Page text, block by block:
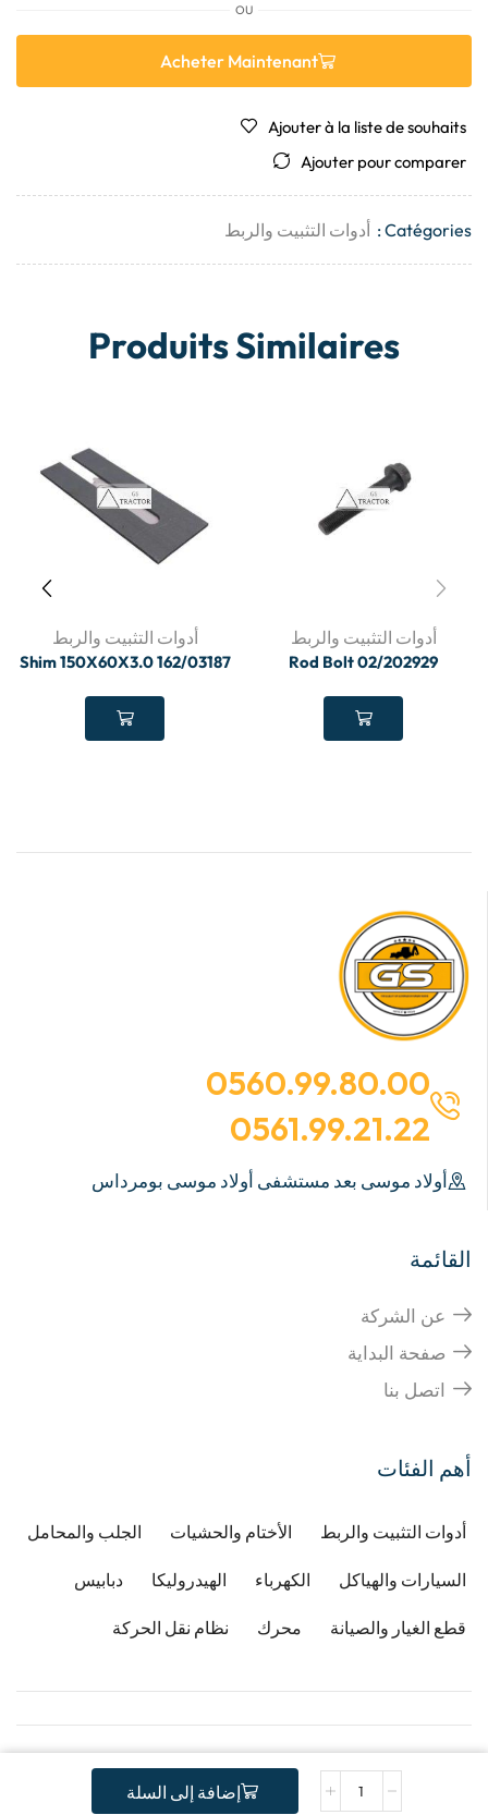
OU
Acheter Maintenant
Ajouter à la liste de souhaits
Ajouter pour comparer
Catégories : أدوات التثبيت والربط
Produits Similaires
أدوات التثبيت والربط
Rod Bolt 02/202929
أدوات التثبيت والربط
Shim 150X60X3.0 162/03187
إضافة إلى السلة
0560.99.80.00
0561.99.21.22
أولاد موسى بعد مستشفى أولاد موسى بومرداس
القائمة
عن الشركة
صفحة البداية
اتصل بنا
أهم الفئات
أدوات التثبيت والربط الأختام والحشيات الجلب والمحامل
السيارات والهياكل الكهرباء الهيدروليكا دبابيس
قطع الغيار والصيانة محرك نظام نقل الحركة
Copyright © 2026Developped by Djafri idir
Copyright Gstractor
.